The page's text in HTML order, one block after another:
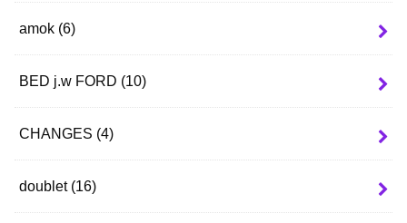
amok (6)
BED j.w FORD (10)
CHANGES (4)
doublet (16)